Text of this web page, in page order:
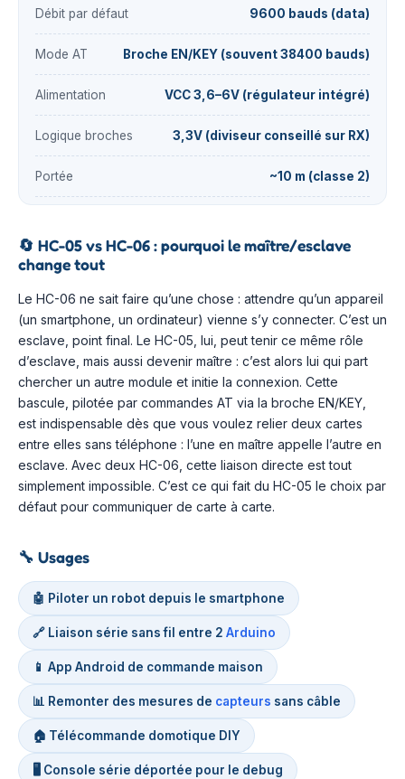
Débit par défaut 9600 bauds (data)
Mode AT Broche EN/KEY (souvent 38400 bauds)
Alimentation VCC 3,6–6V (régulateur intégré)
Logique broches 3,3V (diviseur conseillé sur RX)
Portée ~10 m (classe 2)
🔄 HC-05 vs HC-06 : pourquoi le maître/esclave
change tout
Le HC-06 ne sait faire qu’une chose : attendre qu’un appareil
(un smartphone, un ordinateur) vienne s’y connecter. C’est un
esclave, point final. Le HC-05, lui, peut tenir ce même rôle
d’esclave, mais aussi devenir maître : c’est alors lui qui part
chercher un autre module et initie la connexion. Cette
bascule, pilotée par commandes AT via la broche EN/KEY,
est indispensable dès que vous voulez relier deux cartes
entre elles sans téléphone : l’une en maître appelle l’autre en
esclave. Avec deux HC-06, cette liaison directe est tout
simplement impossible. C’est ce qui fait du HC-05 le choix par
défaut pour communiquer de carte à carte.
🔧 Usages
🤖 Piloter un robot depuis le smartphone
🔗 Liaison série sans fil entre 2 Arduino
📱 App Android de commande maison
📊 Remonter des mesures de capteurs sans câble
🏠 Télécommande domotique DIY
🖥️ Console série déportée pour le debug